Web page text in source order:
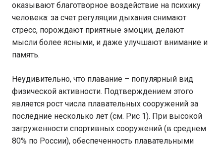
оказывают благотворное воздействие на психику
человека: за счет регуляции дыхания снимают
стресс, порождают приятные эмоции, делают
мысли более ясными, и даже улучшают внимание и
память.
Неудивительно, что плавание – популярный вид
физической активности. Подтверждением этого
является рост числа плавательных сооружений за
последние несколько лет (см. Рис 1). При высокой
загруженности спортивных сооружений (в среднем
80% по России), обеспеченность плавательными